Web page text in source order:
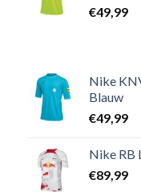
€49,99
Nike
Blauw
€49,99
Nike RB
€89,99